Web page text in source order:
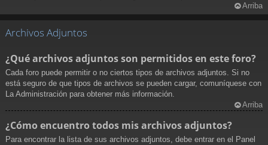
Arriba
Archivos Adjuntos
¿Qué archivos adjuntos son permitidos en este foro?
Cada foro puede permitir o no ciertos tipos de archivos adjuntos. Si no
está seguro de que tipos de archivos se pueden cargar, comuníquese con
La Administración para obtener más información.
Arriba
¿Cómo encuentro todos mis archivos adjuntos?
Para encontrar la lista de sus archivos adjuntos, debe entrar en el Panel